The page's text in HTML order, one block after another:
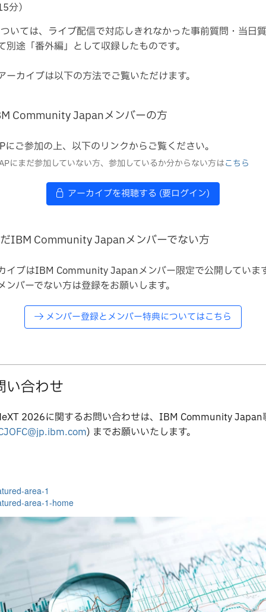
分）
いては、ライブ配信で対応しきれなかった事前質問・当日
別途「番外編」として収録したものです。
ーカイブは以下の方法でご覧いただけます。
Community Japanメンバーの方
にご参加の上、以下のリンクからご覧ください。
にまだ参加していない方、参加しているか分からない方はこちら
アーカイブを視聴する (要ログイン)
IBM Community Japanメンバーでない方
イブはIBM Community Japanメンバー限定で公開していま
ンバーでない方は登録をお願いします。
メンバー登録とメンバー特典についてはこちら
い合わせ
2026に関するお問い合わせは、IBM Community Japan
) までお願いいたします。
area-1
area-1-home